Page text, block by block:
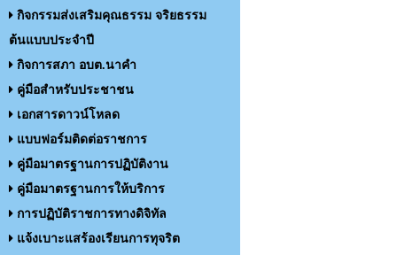
กิจกรรมส่งเสริมคุณธรรม จริยธรรม
ต้นแบบประจำปี
กิจการสภา อบต.นาคำ
คู่มือสำหรับประชาชน
เอกสารดาวน์โหลด
แบบฟอร์มติดต่อราชการ
คู่มือมาตรฐานการปฏิบัติงาน
คู่มือมาตรฐานการให้บริการ
การปฏิบัติราชการทางดิจิทัล
แจ้งเบาะแสร้องเรียนการทุจริต